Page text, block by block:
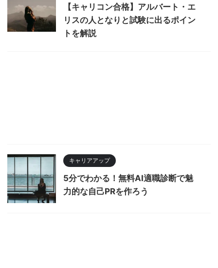
【キャリコン合格】アルバート・エ
リスの人となりと試験に出るポイン
トを解説
キャリアアップ
5分でわかる！無料AI適職診断で魅
力的な自己PRを作ろう